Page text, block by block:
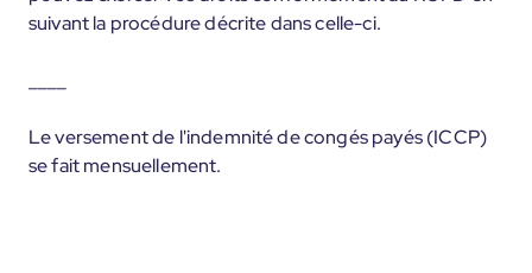
suivant la procédure décrite dans celle-ci.
Le versement de l'indemnité de congés payés (ICCP)
se fait mensuellement.